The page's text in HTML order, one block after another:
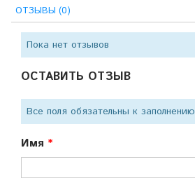
ОТЗЫВЫ (0)
Пока нет отзывов
ОСТАВИТЬ ОТЗЫВ
Все поля обязательны к заполнению
Имя